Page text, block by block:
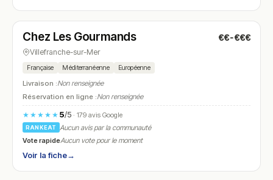
N° 7
Chez Les Gourmands €€-€€€
Villefranche-sur-Mer
Française Méditerranéenne Européenne
Livraison :Non renseignée
Réservation en ligne :Non renseignée
★★★★★ 5/5· 179 avis Google
RANKEAT
Aucun avis par la communauté
Vote rapideAucun vote pour le moment
Voir la fiche→